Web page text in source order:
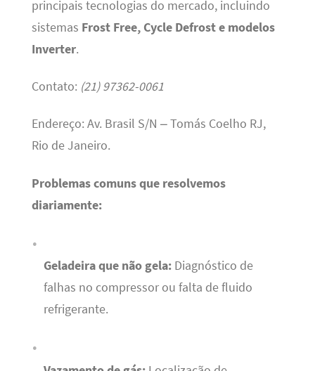
principais tecnologias do mercado, incluindo
sistemas Frost Free, Cycle Defrost e modelos
Inverter.
Contato: (21) 97362-0061
Endereço: Av. Brasil S/N – Tomás Coelho RJ,
Rio de Janeiro.
Problemas comuns que resolvemos
diariamente:
Geladeira que não gela:Diagnóstico de
falhas no compressor ou falta de fluido
refrigerante.